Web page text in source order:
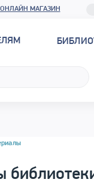
ОНЛАЙН МАГАЗИН